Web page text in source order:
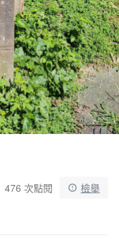
476 次點閱 檢舉